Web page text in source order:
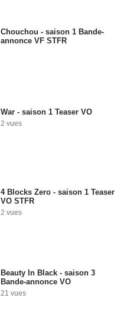
Chouchou - saison 1 Bande-
annonce VF STFR
War - saison 1 Teaser VO
2 vues
4 Blocks Zero - saison 1 Teaser
VO STFR
2 vues
Beauty In Black - saison 3
Bande-annonce VO
21 vues